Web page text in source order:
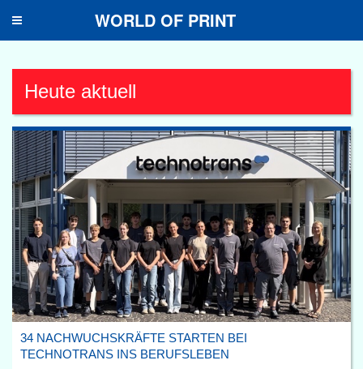
Toggle
WORLD OF PRINT
Heute aktuell
34 NACHWUCHSKRÄFTE STARTEN BEI
TECHNOTRANS INS BERUFSLEBEN